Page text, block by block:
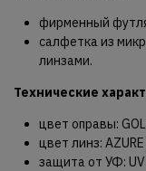
фирменный
салфетка из
линзами.
Технические
цвет оправы:
цвет линз:
защита от УФ: UV